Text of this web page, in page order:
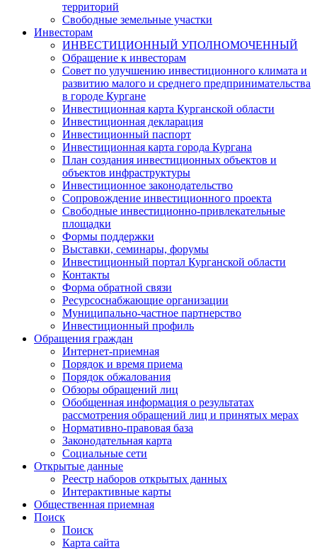
территорий
Свободные земельные участки
Инвесторам
ИНВЕСТИЦИОННЫЙ УПОЛНОМОЧЕННЫЙ
Обращение к инвесторам
Совет по улучшению инвестиционного климата и
развитию малого и среднего предпринимательства
в городе Кургане
Инвестиционная карта Курганской области
Инвестиционная декларация
Инвестиционный паспорт
Инвестиционная карта города Кургана
План создания инвестиционных объектов и
объектов инфраструктуры
Инвестиционное законодательство
Сопровождение инвестиционного проекта
Свободные инвестиционно-привлекательные
площадки
Формы поддержки
Выставки, семинары, форумы
Инвестиционный портал Курганской области
Контакты
Форма обратной связи
Ресурсоснабжающие организации
Муниципально-частное партнерство
Инвестиционный профиль
Обращения граждан
Интернет-приемная
Порядок и время приема
Порядок обжалования
Обзоры обращений лиц
Обобщенная информация о результатах
рассмотрения обращений лиц и принятых мерах
Нормативно-правовая база
Законодательная карта
Социальные сети
Открытые данные
Реестр наборов открытых данных
Интерактивные карты
Общественная приемная
Поиск
Поиск
Карта сайта